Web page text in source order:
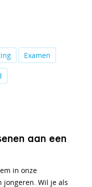
Examen
aan een
in onze
jongeren. Wil je als